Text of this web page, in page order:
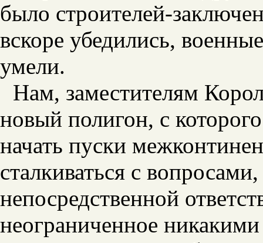
было строителей-
вскоре убедились,
умели.
Нам, заместителям
новый полигон, с
начать пуски
сталкиваться с
непосредственной
неограниченное